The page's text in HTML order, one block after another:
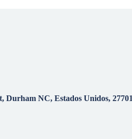
Durham NC, Estados Unidos, 27701